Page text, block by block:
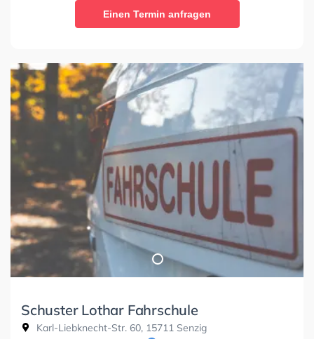
Einen Termin anfragen
Schuster Lothar Fahrschule
Karl-Liebknecht-Str. 60, 15711 Senzig